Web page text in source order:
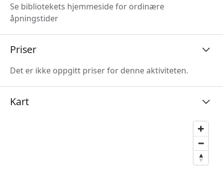
Se bibliotekets hjemmeside for ordinære
åpningstider
Priser
Det er ikke oppgitt priser for denne aktiviteten.
Kart